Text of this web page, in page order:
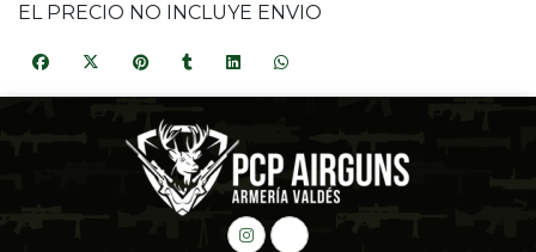
EL PRECIO NO INCLUYE ENVIO